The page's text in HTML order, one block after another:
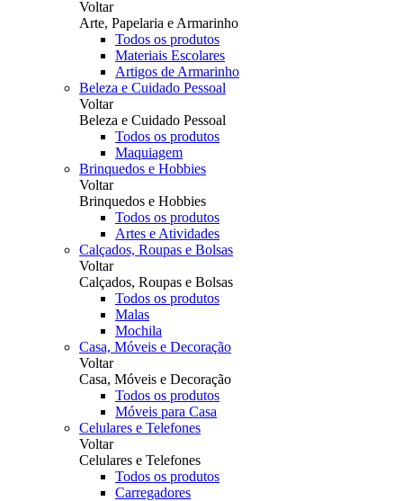
Voltar
Arte, Papelaria e Armarinho
Todos os produtos
Materiais Escolares
Artigos de Armarinho
Beleza e Cuidado Pessoal
Voltar
Beleza e Cuidado Pessoal
Todos os produtos
Maquiagem
Brinquedos e Hobbies
Voltar
Brinquedos e Hobbies
Todos os produtos
Artes e Atividades
Calçados, Roupas e Bolsas
Voltar
Calçados, Roupas e Bolsas
Todos os produtos
Malas
Mochila
Casa, Móveis e Decoração
Voltar
Casa, Móveis e Decoração
Todos os produtos
Móveis para Casa
Celulares e Telefones
Voltar
Celulares e Telefones
Todos os produtos
Carregadores